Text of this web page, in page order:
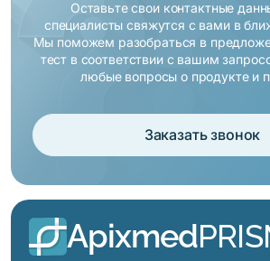
Оставьте свои контактные
специалисты свяжутся с вами в
Мы поможем разобраться в
тест в соответствии с вашим
любые вопросы о продукте и
Заказать звонок
Apixmed